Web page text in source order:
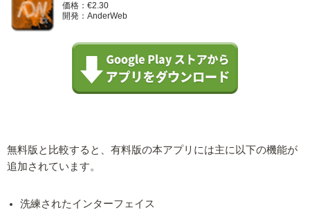
価格：€2.30
開発：AnderWeb
無料版と比較すると、有料版の本アプリには主に以下の機能が
追加されています。
洗練されたインターフェイス